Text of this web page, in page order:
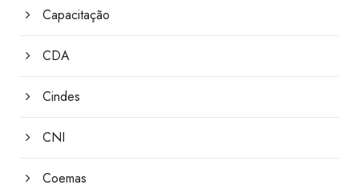
Capacitação
CDA
Cindes
CNI
Coemas